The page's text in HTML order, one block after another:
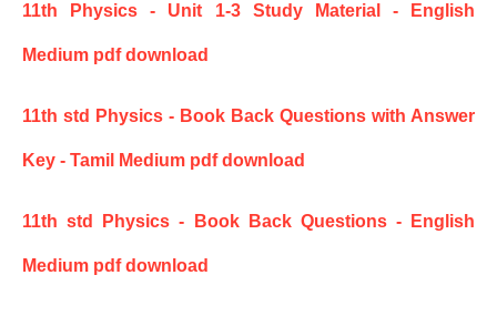
11th Physics - Unit 1-3 Study Material - English
Medium pdf download
11th std Physics - Book Back Questions with Answer
Key - Tamil Medium pdf download
11th std Physics - Book Back Questions - English
Medium pdf download